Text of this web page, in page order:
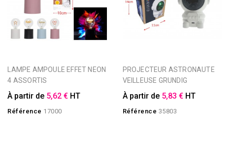
4 ASSORTIS
À partir de 5,62 € HT
Référence 17000
PROJECTEUR ASTRONAUTE
VEILLEUSE GRUNDIG
À partir de 5,83 € HT
Référence 35803